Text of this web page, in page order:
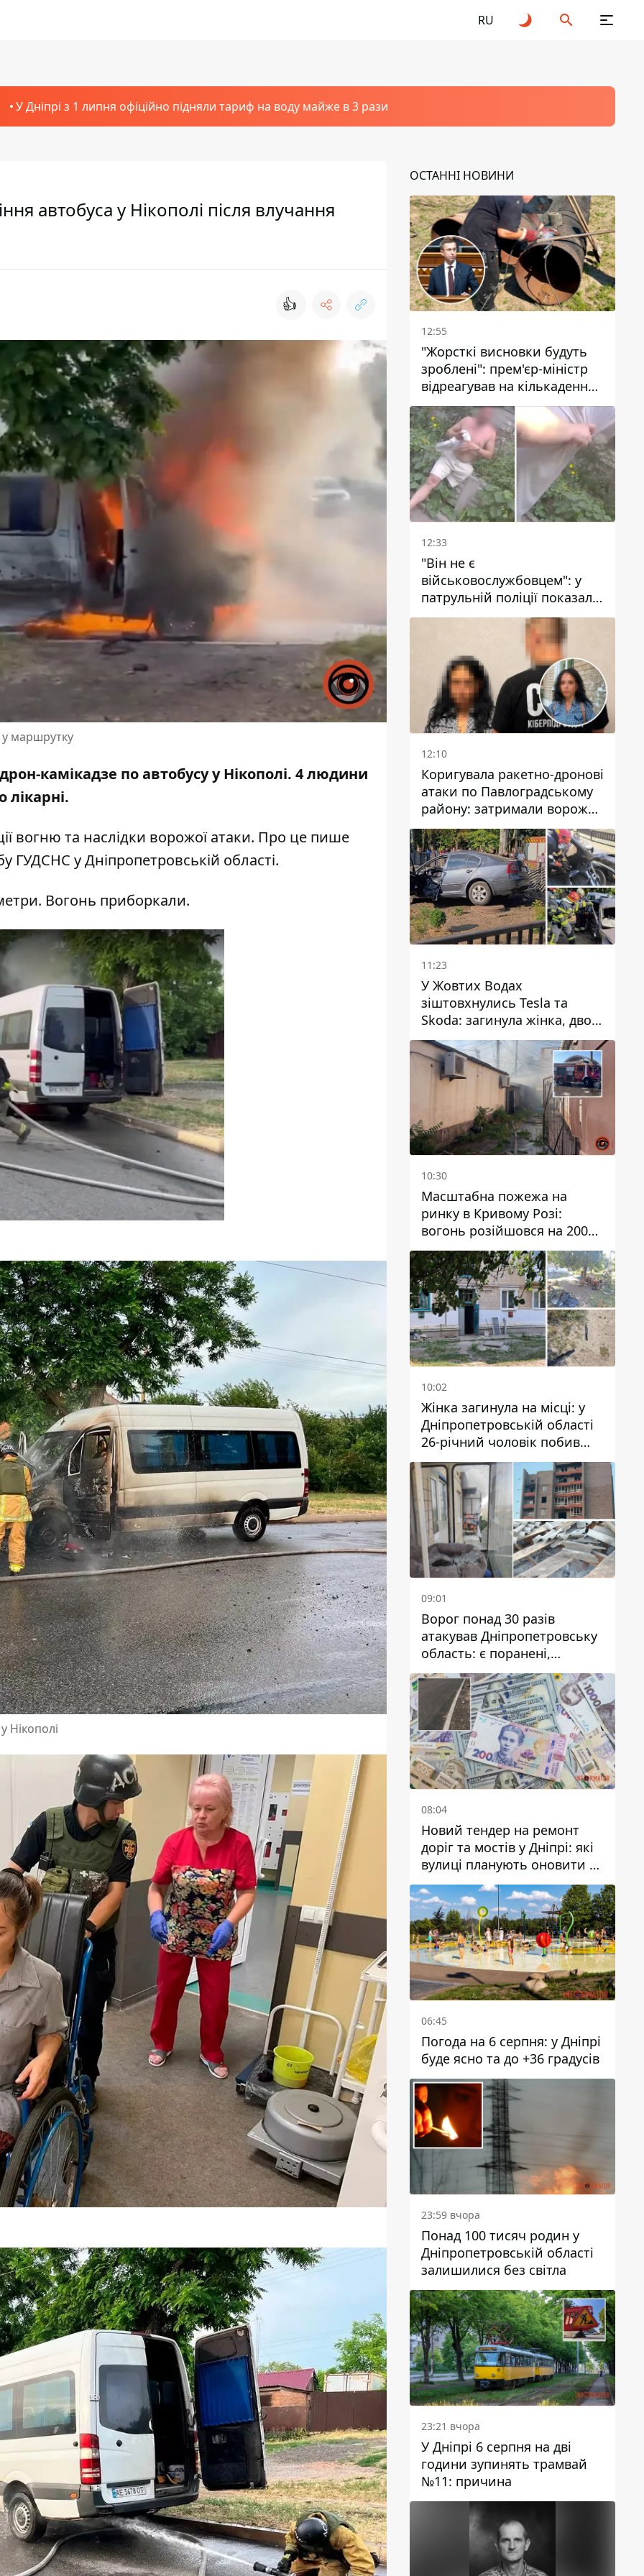
RU
У Дніпрі з 1 липня офіційно підняли тариф на воду майже в 3 рази
автобуса у Нікополі після влучання
👍
у маршрутку
камікадзе по автобусуу Нікополі. 4 людини
вогню та наслідки ворожої атаки. Про це пише
ГУДСНС у Дніпропетровській області.
Вогонь приборкали.
Нікополі
ОСТАННІ НОВИНИ
12:55
"Жорсткі висновки будуть
зроблені": прем'єр-міністр
відреагував на кількаденну
відсутність води у Марганці
12:33
"Він не є
військовослужбовцем": у
патрульній поліції показали
відео конфлікту з чоловіком
без ноги на проспекті Поля
12:10
Коригувала ракетно-дронові
атаки по Павлоградському
району: затримали ворожу
агентку
11:23
У Жовтих Водах
зіштовхнулись Tesla та
Skoda: загинула жінка, двоє
людей постраждали
10:30
Масштабна пожежа на
ринку в Кривому Розі:
вогонь розійшовся на 200
квадратних метрів
10:02
Жінка загинула на місці: у
Дніпропетровській області
26-річний чоловік побив
трьох людей металевим
предметом
09:01
Ворог понад 30 разів
атакував Дніпропетровську
область: є поранені,
пошкоджені ліцей, будинки
та підприємства
08:04
Новий тендер на ремонт
доріг та мостів у Дніпрі: які
вулиці планують оновити та
скільки десятків мільйонів
гривень на це хочуть
витратити
06:45
Погода на 6 серпня: у Дніпрі
буде ясно та до +36 градусів
23:59 вчора
Понад 100 тисяч родин у
Дніпропетровській області
залишилися без світла
23:21 вчора
У Дніпрі 6 серпня на дві
години зупинять трамвай
№11: причина